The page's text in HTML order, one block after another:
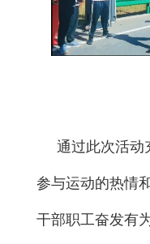
通过此次活动
参与运动的热情
干部职工奋发有